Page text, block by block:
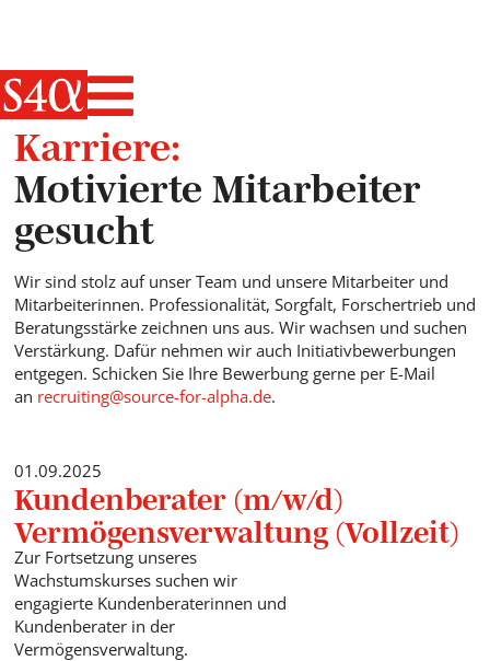
Haupt-
Karriere:
Motivierte Mitarbeiter
gesucht
Wir sind stolz auf unser Team und unsere Mitarbeiter und
Mitarbeiterinnen. Professionalität, Sorgfalt, Forschertrieb und
Beratungsstärke zeichnen uns aus. Wir wachsen und suchen
Verstärkung. Dafür nehmen wir auch Initiativbewerbungen
entgegen. Schicken Sie Ihre Bewerbung gerne per E-Mail
an recruiting@source-for-alpha.de.
01.09.2025
Kundenberater (m/w/d)
Vermögensverwaltung (Vollzeit)
Zur Fortsetzung unseres
Wachstumskurses suchen wir
engagierte Kundenberaterinnen und
Kundenberater in der
Vermögensverwaltung.